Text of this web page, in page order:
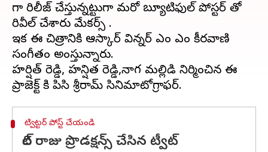
గా రిలీజ్ చేస్తున్నట్టుగా మరో బ్యూటిఫుల్ పోస్టర్ తో
రివీల్ చేశారు మేకర్స్ .
ఇక ఈ చిత్రానికి ఆస్కార్ విన్నర్ ఎం ఎం కీరవాణి
సంగీతం అందిస్తున్నారు.
హర్షిత్ రెడ్డి, హన్షిత రెడ్డి,నాగ మల్లిడి నిర్మించిన ఈ
ట్విట్టర్ పోస్ట్ చేయండి
దిల్ రాజు ప్రొడక్షన్స్ చేసిన ట్వీట్